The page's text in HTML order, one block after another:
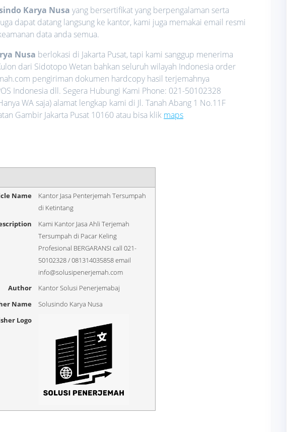
Karya Nusa yang bersertifikat yang berpengalaman serta
dapat datang langsung ke kantor, kami juga memakai email resmi
data anda semua.
Nusa berlokasi di Jakarta Pusat, tapi kami sanggup menerima
dari Sidotopo Wetan bahkan seluruh wilayah Indonesia order
pengiriman dokumen hardcopy hasil terjemahnya
Indonesia dll. Segera Hubungi Kami Phone: 021-50102328
WA saja) alamat lengkap kami di Jl. Tanah Abang 1 No.11F
Gambir Jakarta Pusat 10160 atau bisa klik maps
Name
Kantor Jasa Penterjemah Tersumpah
di Ketintang
Kami Kantor Jasa Ahli Terjemah
Tersumpah di Pacar Keling
Profesional BERGARANSI call 021-
50102328 / 081314035858 email
info@solusipenerjemah.com
Author
Kantor Solusi Penerjemabaj
Name
Solusindo Karya Nusa
Logo